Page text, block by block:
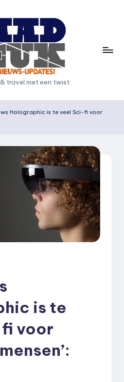
travel met een twist
Holographic is te veel Sci-fi voor
is te
voor